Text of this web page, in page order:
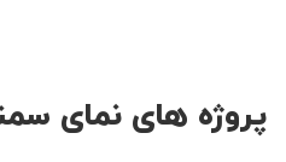
پروژه های نمای